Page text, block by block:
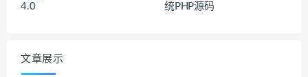
4.0
统PHP源码
文章展示